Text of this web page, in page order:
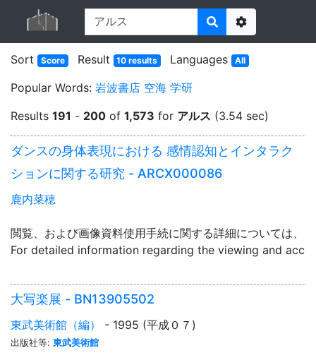
Options
Sort
Score Result 10 results Languages All
Popular Words: 岩波書店 空海 学研
Results 191 - 200 of 1,573 for アルス (3.54 sec)
ダンスの身体表現における 感情認知とインタラク
ションに関する研究 - ARCX000086
鹿内菜穂
閲覧、および画像資料使用手続に関する詳細については、「
For detailed information regarding the viewing and
大写楽展 - BN13905502
東武美術館（編） - 1995 (平成０７)
出版社等: 東武美術館